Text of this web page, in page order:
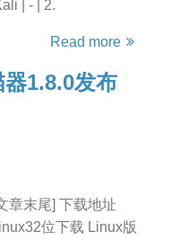
| - | 2.
Read more
1.8.0发布
章末尾] 下载地址
位下载 Linux版